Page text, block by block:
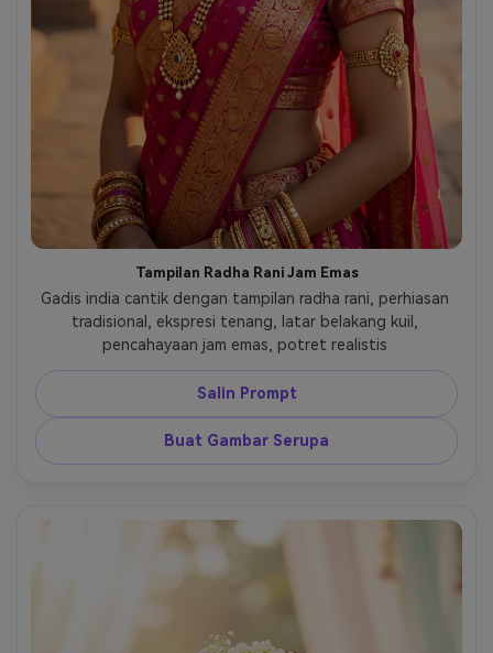
Tampilan Radha Rani Jam Emas
Gadis india cantik dengan tampilan radha rani, perhiasan
tradisional, ekspresi tenang, latar belakang kuil,
Salin Prompt
Buat Gambar Serupa